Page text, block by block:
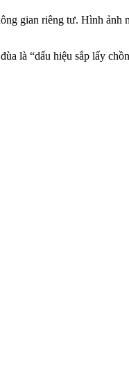
gian riêng tư. Hình ảnh
là “dấu hiệu sắp lấy